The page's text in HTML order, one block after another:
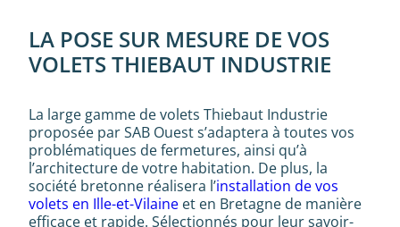
LA POSE SUR MESURE DE VOS
VOLETS THIEBAUT INDUSTRIE
La large gamme de volets Thiebaut Industrie
proposée par SAB Ouest s’adaptera à toutes vos
problématiques de fermetures, ainsi qu’à
l’architecture de votre habitation. De plus, la
société bretonne réalisera l’installation de vos
volets en Ille-et-Vilaine et en Bretagne de manière
efficace et rapide. Sélectionnés pour leur savoir-